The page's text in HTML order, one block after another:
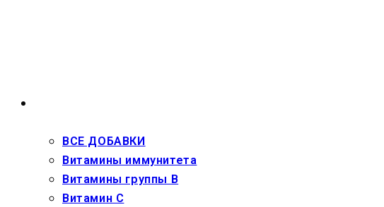
ВСЕ ДОБАВКИ
Витамины иммунитета
Витамины группы В
Витамин С